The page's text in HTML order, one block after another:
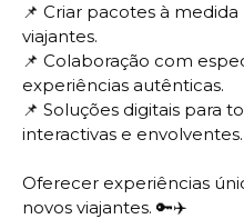
📌 Criar pacotes à
viajantes.
📌 Colaboração com
experiências autênticas.
📌 Soluções digitais para
interactivas e envolventes.
Oferecer experiências
novos viajantes. 🔑✈️